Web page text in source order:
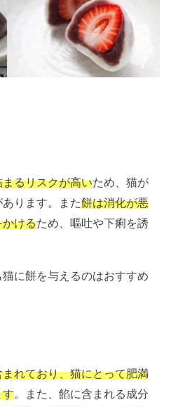
るリスクが高いため、猫が
ります。また餅は消化が悪
かけるため、嘔吐や下痢を誘
に餅を与えるのはおすすめ
れており、猫にとって肥満
す。また、餡に含まれる成分